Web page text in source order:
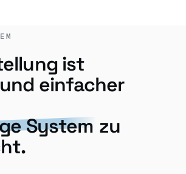
ist
einfacher
System zu